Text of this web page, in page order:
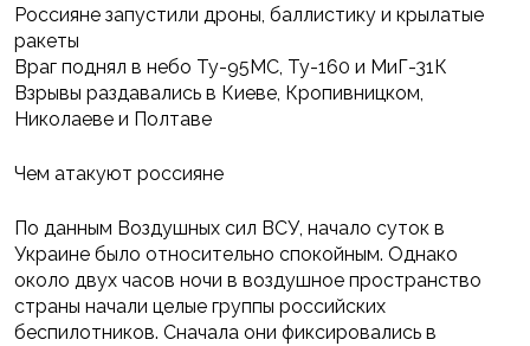
Россияне запустили дроны, баллистику и крылатые
ракеты
Враг поднял в небо Ту-95МС, Ту-160 и МиГ-31К
Взрывы раздавались в Киеве, Кропивницком,
Николаеве и Полтаве
Чем атакуют россияне
По данным Воздушных сил ВСУ, начало суток в
Украине было относительно спокойным. Однако
около двух часов ночи в воздушное пространство
страны начали целые группы российских
беспилотников. Сначала они фиксировались в